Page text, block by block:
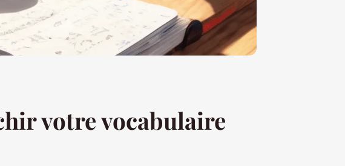
votre vocabulaire